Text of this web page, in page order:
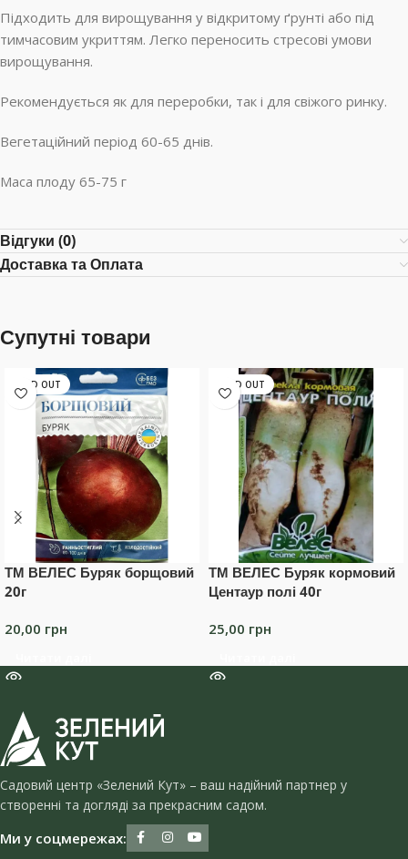
Підходить для вирощування у відкритому ґрунті або під
тимчасовим укриттям. Легко переносить стресові умови
вирощування.
Рекомендується як для переробки, так і для свіжого ринку.
Вегетаційний період 60-65 днів.
Маса плоду 65-75 г
Відгуки (0)
Доставка та Оплата
Супутні товари
SOLD OUT
ТМ ВЕЛЕС Буряк борщовий
20г
20,00 грн
SOLD OUT
ТМ ВЕЛЕС Буряк кормовий
Центаур полі 40г
25,00 грн
Садовий центр «Зелений Кут» – ваш надійний партнер у
створенні та догляді за прекрасним садом.
Ми у соцмережах: